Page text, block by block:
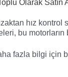
Olarak Satın
hız
bu motorların
fazla bilgi